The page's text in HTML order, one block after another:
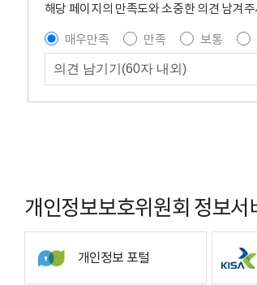
해당 페이지의 만족도와 소중한 의견 남겨
매우만족
만족 보통
개인정보보호위원회 정보서
개인정보 포털